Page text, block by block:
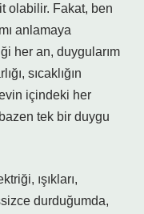
olabilir. Fakat, ben
anlamaya
her an, duygularım
sıcaklığın
içindeki her
tek bir duygu
ışıkları,
durduğumda,